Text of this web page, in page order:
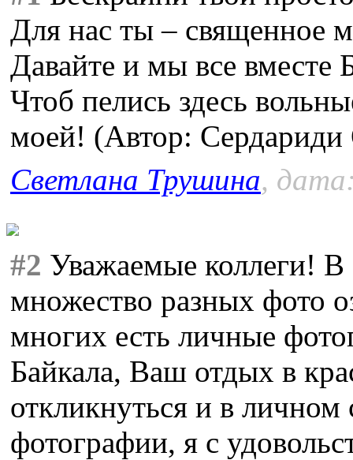
Для нас ты – священное
Давайте и мы все вместе
Чтоб пелись здесь
моей! (Автор: Сердариди
Светлана Трушина,
#2 Уважаемые коллеги! В
множество разных фото
многих есть личные
Байкала, Ваш отдых в
откликнуться и в
фотографии, я с